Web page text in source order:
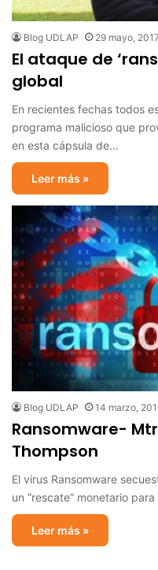
Blog UDLAP 29 mayo, 2017
El ataque de
global
En recientes fechas todos
programa malicioso que
en esta cápsula de…
Leer más »
Blog UDLAP 14 marzo,
Ransomware-
Thompson
El virus Ransomware
un “rescate” monetario
Leer más »